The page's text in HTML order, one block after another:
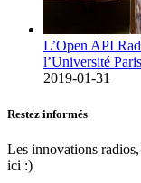
L’Open API
l’Université
2019-01-31
Restez informés
Les innovations
ici :)